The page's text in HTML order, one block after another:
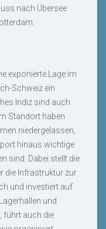
nach Übersee
exponierte Lage im
Schweiz ein
Indiz sind auch
Standort haben
niedergelassen,
hinaus wichtige
sind. Dabei stellt die
die Infrastruktur zur
und investiert auf
und
führt auch die